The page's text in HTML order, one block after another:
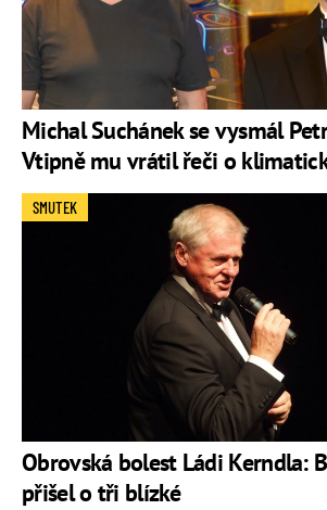
Michal Suchánek se vysmál
Vtipně mu vrátil řeči o
Obrovská bolest Ládi Kerndla:
přišel o tři blízké
SMUTEK